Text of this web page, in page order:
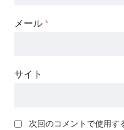
メール *
サイト
次回のコメントで使用す